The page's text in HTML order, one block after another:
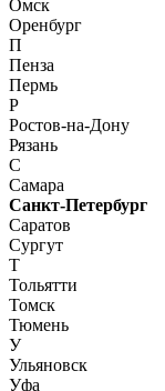
Омск
Оренбург
П
Пенза
Пермь
Р
Ростов-на-Дону
Рязань
С
Самара
Санкт-Петербург
Саратов
Сургут
Т
Тольятти
Томск
Тюмень
У
Ульяновск
Уфа